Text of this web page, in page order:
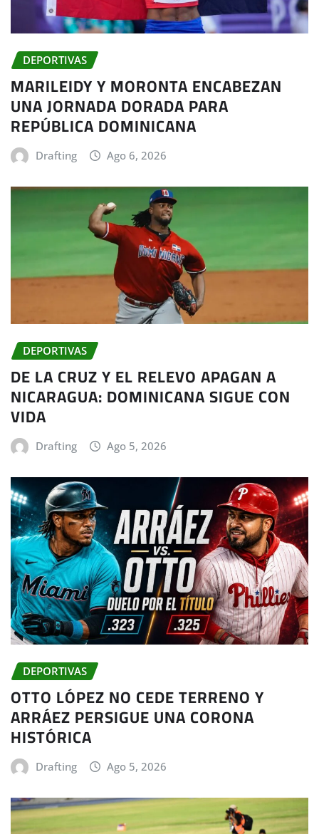
DEPORTIVAS
MARILEIDY Y MORONTA ENCABEZAN
UNA JORNADA DORADA PARA
REPÚBLICA DOMINICANA
Drafting Ago 6, 2026
DEPORTIVAS
DE LA CRUZ Y EL RELEVO APAGAN A
NICARAGUA: DOMINICANA SIGUE CON
VIDA
Drafting Ago 5, 2026
DEPORTIVAS
OTTO LÓPEZ NO CEDE TERRENO Y
ARRÁEZ PERSIGUE UNA CORONA
HISTÓRICA
Drafting Ago 5, 2026